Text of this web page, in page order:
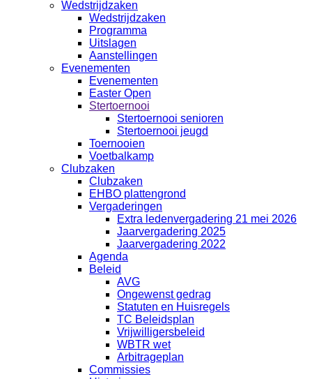
Wedstrijdzaken
Wedstrijdzaken
Programma
Uitslagen
Aanstellingen
Evenementen
Evenementen
Easter Open
Stertoernooi
Stertoernooi senioren
Stertoernooi jeugd
Toernooien
Voetbalkamp
Clubzaken
Clubzaken
EHBO plattengrond
Vergaderingen
Extra ledenvergadering 21 mei 2026
Jaarvergadering 2025
Jaarvergadering 2022
Agenda
Beleid
AVG
Ongewenst gedrag
Statuten en Huisregels
TC Beleidsplan
Vrijwilligersbeleid
WBTR wet
Arbitrageplan
Commissies